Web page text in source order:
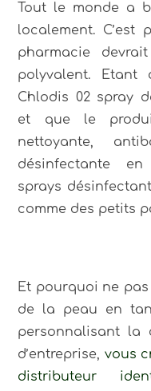
Tout le monde a
localement. C’est
pharmacie
polyvalent. Etant
Chlodis 02 spray
et que le
nettoyante,
désinfectante en
sprays
comme des petits
Et pourquoi ne
de la peau en
personnalisant la
d’entreprise, vous
distributeur